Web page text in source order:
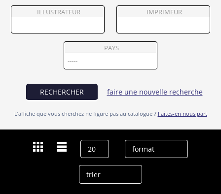
Vendre
ILLUSTRATEUR IMPRIMEUR
PAYS
RECHERCHER faire une nouvelle recherche
L’affiche que vous cherchez ne figure pas au catalogue ? Faites-en nous part